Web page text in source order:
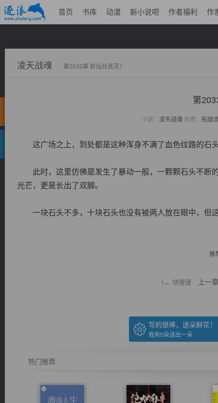
首页 书库 动漫 新小说吧 作者福利 作
凌天战魂 第2033章 斩仙台真灵？
第
小说： 凌天战魂作者： 拓跋
这广场之上，到处都是这种浑身不满了血色纹路的石
此时，这里仿佛是发生了暴动一般，一颗颗石头不断
光芒，更是长出了双脚。
一块石头不多，十块石头也没有被两人放在眼中，但
推
（← 快捷键 上一章
写的很棒，送朵鲜花！
我有0朵送出一朵
热门推荐